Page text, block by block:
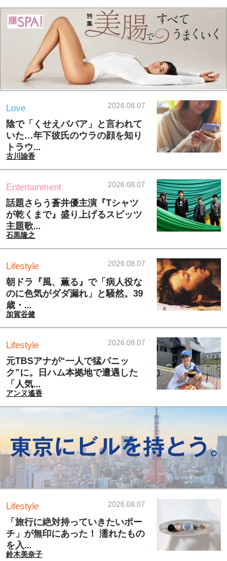
Love 2026.08.07
陰で「くせえババア」と言われて
いた…年下彼氏のウラの顔を知り
トラウ...
古川諭香
Entertainment 2026.08.07
話題さらう蒼井優主演『Tシャツ
が乾くまで』盛り上げるスピッツ
主題歌...
石黒隆之
Lifestyle 2026.08.07
朝ドラ『風、薫る』で「病人役な
のに色気がダダ漏れ」と騒然。39
歳・...
加賀谷健
Lifestyle 2026.08.07
元TBSアナが“一人で猛パニッ
ク”に。日ハム本拠地で遭遇した
「人気...
アンヌ遙香
Lifestyle 2026.08.07
「旅行に絶対持っていきたいポー
チ」が無印にあった！ 濡れたもの
を入...
鈴木美奈子